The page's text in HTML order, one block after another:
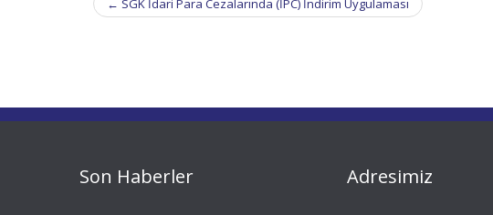
navigation
Son Haberler Adresimiz